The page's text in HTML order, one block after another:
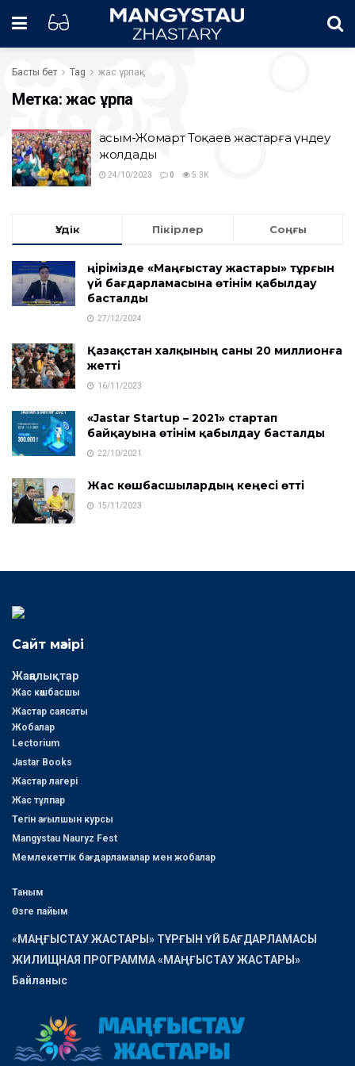
Басты бет Tag жас ұрпақ
Метка:жас ұрпақ
Қасым-Жомарт Тоқаев жастарға үндеу
жолдады
24/10/2023 0 5.3K
Үздік Пікірлер Соңғы
Өңірімізде «Маңғыстау жастары» тұрғын
үй бағдарламасына өтінім қабылдау
басталды
27/12/2024
Қазақстан халқының саны 20 миллионға
жетті
16/11/2023
«Jastar Startup – 2021» стартап
байқауына өтінім қабылдау басталды
22/10/2021
Жас көшбасшылардың кеңесі өтті
15/11/2023
Сайт мәзірі
Жаңалықтар
Жас көшбасшы
Жастар саясаты
Жобалар
Lectorium
Jastar Books
Жастар лагері
Жас тұлпар
Тегін ағылшын курсы
Mangystau Nauryz Fest
Мемлекеттік бағдарламалар мен жобалар
Таным
Өзге пайым
«МАҢҒЫСТАУ ЖАСТАРЫ» ТҰРҒЫН ҮЙ БАҒДАРЛАМАСЫ
ЖИЛИЩНАЯ ПРОГРАММА «МАҢҒЫСТАУ ЖАСТАРЫ»
Байланыс